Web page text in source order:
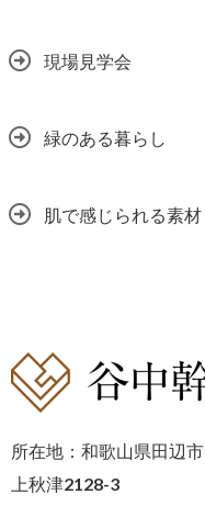
現場見学会
緑のある暮らし
肌で感じられる素材
所在地：和歌山県田辺市
上秋津2128-3